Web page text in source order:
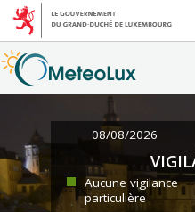
08/08/2026
Aucune vigilance
particulière